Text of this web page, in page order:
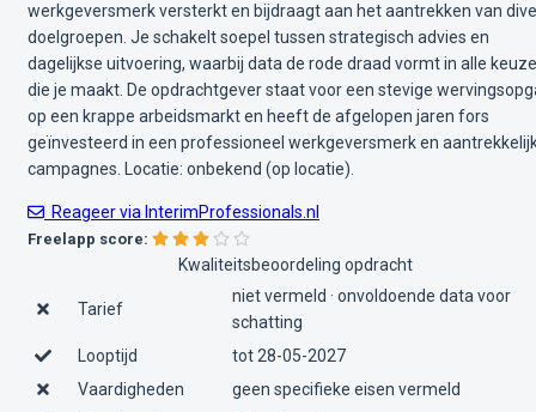
werkgeversmerk versterkt en bijdraagt aan het aantrekken van
doelgroepen. Je schakelt soepel tussen strategisch advies en
dagelijkse uitvoering, waarbij data de rode draad vormt in alle
die je maakt. De opdrachtgever staat voor een stevige
op een krappe arbeidsmarkt en heeft de afgelopen jaren fors
geïnvesteerd in een professioneel werkgeversmerk en
campagnes. Locatie: onbekend (op locatie).
Reageer via InterimProfessionals.nl
Freelapp score:
Kwaliteitsbeoordeling opdracht
Tarief
niet vermeld · onvoldoende data voor
schatting
Looptijd
tot 28-05-2027
Vaardigheden
geen specifieke eisen vermeld